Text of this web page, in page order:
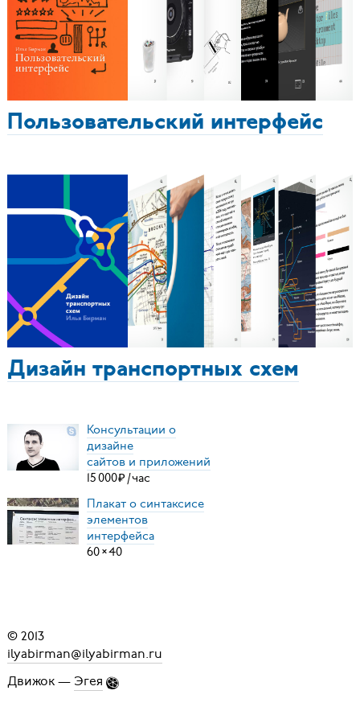
Пользовательский интерфейс
Дизайн транспортных схем
Консультации о
дизайне
сайтов и приложений
15000₽ /час
Плакат о синтаксисе
элементов
интерфейса
60×40
© 2013
ilyabirman@ilyabirman.ru
Движок — Эгея